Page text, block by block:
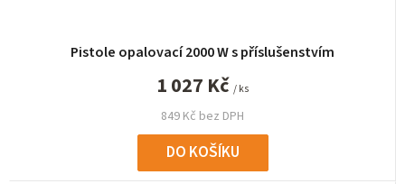
Pistole opalovací 2000 W s příslušenstvím
849 Kč bez DPH
1 027 Kč / ks
DO KOŠÍKU